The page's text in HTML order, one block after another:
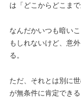
は「どこからどこま
なんだかいつも暗い
もしれないけど、意
る。
ただ、それとは別に
が無条件に肯定でき